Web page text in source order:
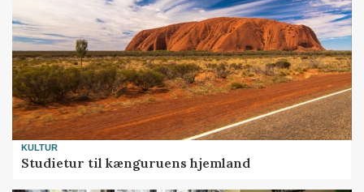
KULTUR
Studietur til kænguruens hjemland